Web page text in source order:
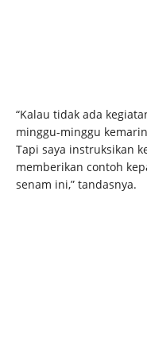
“Kalau tidak ada
minggu-minggu
Tapi saya instruksikan
memberikan contoh
senam ini,” tandasnya.